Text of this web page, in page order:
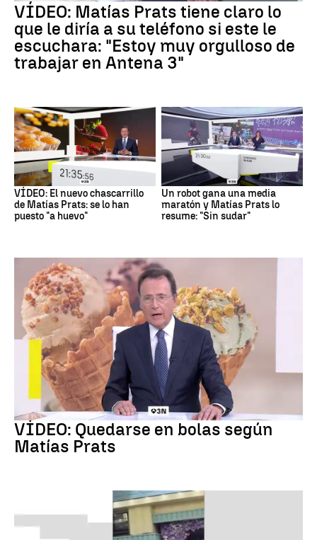
VÍDEO: Matías Prats tiene claro lo
que le diría a su teléfono si este le
escuchara: "Estoy muy orgulloso de
trabajar en Antena 3"
VÍDEO: El nuevo chascarrillo
de Matías Prats: se lo han
puesto "a huevo"
Un robot gana una media
maratón y Matías Prats lo
resume: "Sin sudar"
Chascarrillo Matías Prats
VÍDEO: Quedarse en bolas según
Matías Prats